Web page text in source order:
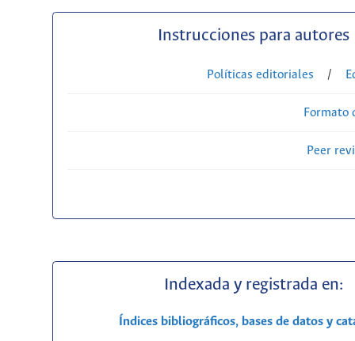
Instrucciones para autores
Políticas editoriales /
Formato
Peer
Indexada y registrada en:
Índices bibliográficos, bases de datos y